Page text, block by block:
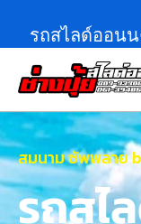
รถสไลด์ออน
สมนาม ซัพพลาย
รถสไ